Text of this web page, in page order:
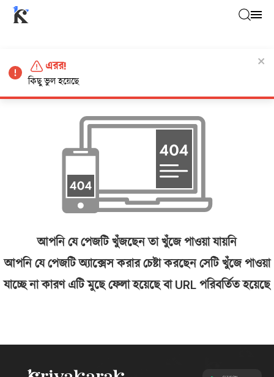
আপনি যে পেজটি খুঁজছেন তা খুঁজে পাওয়া যায়নি
আপনি যে পেজটি অ্যাক্সেস করার চেষ্টা করছেন সেটি খুঁজে পাওয়া
যাচ্ছে না কারণ এটি মুছে ফেলা হয়েছে বা URL পরিবর্তিত হয়েছে
এরর!
কিছু ভুল হয়েছে